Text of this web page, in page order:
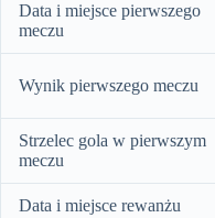
Data i miejsce pierwszego
meczu
Wynik pierwszego meczu
Strzelec gola w pierwszym
meczu
Data i miejsce rewanżu